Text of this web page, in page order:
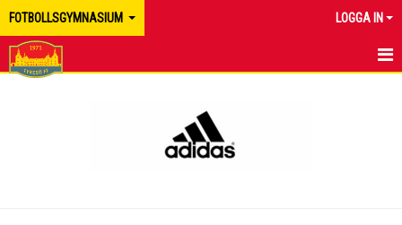
FOTBOLLSGYMNASIUM LOGGA IN